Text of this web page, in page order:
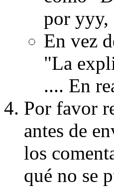
por yyy,
En vez
"La
.... En
Por favor
antes de
los
qué no se